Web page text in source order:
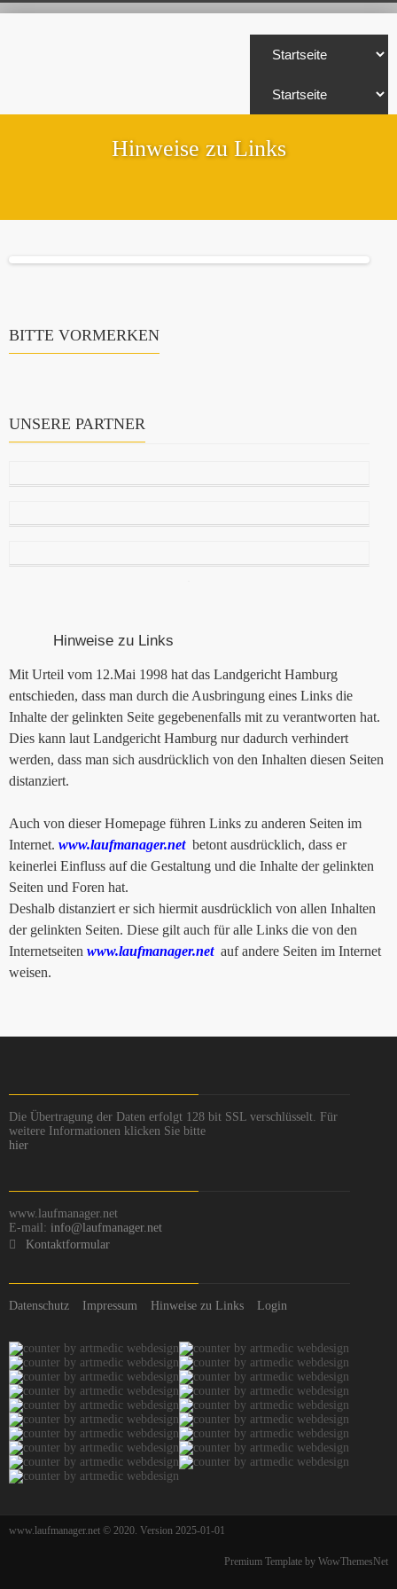
Hinweise zu Links
BITTE VORMERKEN
UNSERE PARTNER
Hinweise zu Links
Mit Urteil vom 12.Mai 1998 hat das Landgericht Hamburg
entschieden, dass man durch die Ausbringung eines Links die
Inhalte der gelinkten Seite gegebenenfalls mit zu verantworten hat.
Dies kann laut Landgericht Hamburg nur dadurch verhindert
werden, dass man sich ausdrücklich von den Inhalten diesen Seiten
distanziert.
Auch von dieser Homepage führen Links zu anderen Seiten im
Internet. www.laufmanager.netbetont ausdrücklich, dass er
keinerlei Einfluss auf die Gestaltung und die Inhalte der gelinkten
Seiten und Foren hat.
Deshalb distanziert er sich hiermit ausdrücklich von allen Inhalten
der gelinkten Seiten. Diese gilt auch für alle Links die von den
Internetseiten www.laufmanager.net auf andere Seiten im Internet
weisen.
Die Übertragung der Daten erfolgt 128 bit SSL verschlüsselt. Für
weitere Informationen klicken Sie bitte
hier
www.laufmanager.net
E-mail: info@laufmanager.net
Kontaktformular
Datenschutz Impressum Hinweise zu Links Login
www.laufmanager.net © 2020. Version 2025-01-01
Premium Template by WowThemesNet